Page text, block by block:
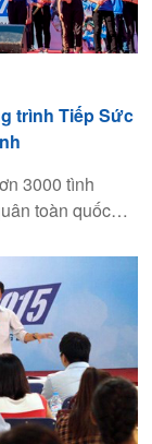
trình Tiếp Sức
3000 tình
toàn quốc
chức với nhiều
tiếp tục đồng